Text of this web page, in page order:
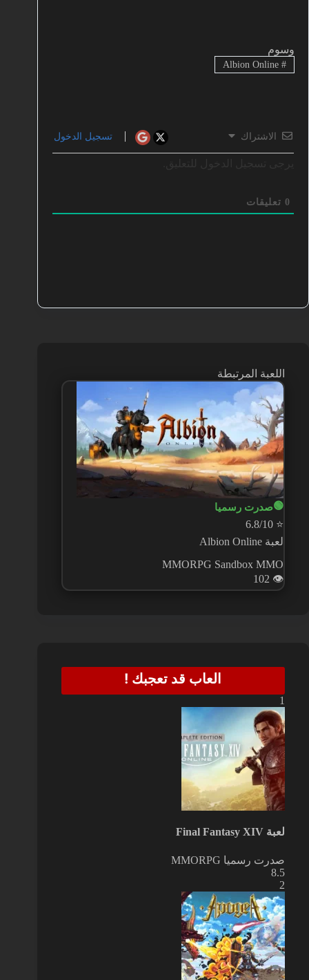
وسوم
#
Albion Online
الاشتراك تسجيل الدخول
0 تعليقات
اللعبة المرتبطة
🟢صدرت رسميا
⭐
6.8/10
لعبة Albion Online
MMORPG Sandbox MMO
👁️
102
العاب قد تعجبك !
1
لعبة Final Fantasy XIV
صدرت رسميا MMORPG
8.5
2